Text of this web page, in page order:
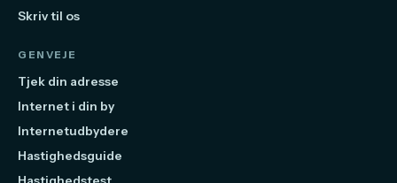
Skriv til os
GENVEJE
Tjek din adresse
Internet i din by
Internetudbydere
Hastighedsguide